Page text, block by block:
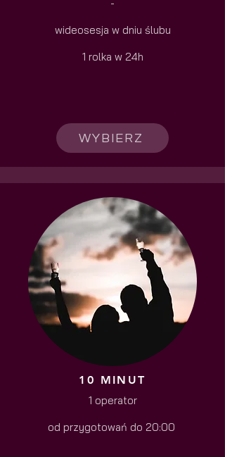
-
wideosesja w dniu ślubu
1 rolka w 24h
WYBIERZ
10 MINUT
1 operator
od przygotowań do 20:00